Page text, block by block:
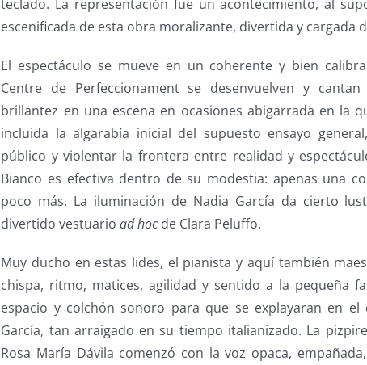
teclado. La representación fue un acontecimiento, al
escenificada de esta obra moralizante, divertida y cargada
El espectáculo se mueve en un coherente y bien
Centre de Perfeccionament se desenvuelven y
brillantez en una escena en ocasiones abigarrada en la
incluida la algarabía inicial del supuesto ensayo
público y violentar la frontera entre realidad y
Bianco es efectiva dentro de su modestia: apenas una
poco más. La iluminación de Nadia García da cierto
divertido vestuarioad hocde Clara Peluffo.
Muy ducho en estas lides, el pianista y aquí también
chispa, ritmo, matices, agilidad y sentido a la pequeña
espacio y colchón sonoro para que se explayaran en el
García, tan arraigado en su tiempo italianizado. La
Rosa María Dávila comenzó con la voz opaca,